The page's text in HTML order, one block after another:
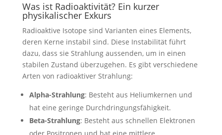
Was ist Radioaktivität? Ein kurzer
physikalischer Exkurs
Radioaktive Isotope sind Varianten eines Elements,
deren Kerne instabil sind. Diese Instabilität führt
dazu, dass sie Strahlung aussenden, um in einen
stabilen Zustand überzugehen. Es gibt verschiedene
Arten von radioaktiver Strahlung:
Alpha-Strahlung: Besteht aus Heliumkernen und
hat eine geringe Durchdringungsfähigkeit.
Beta-Strahlung: Besteht aus schnellen Elektronen